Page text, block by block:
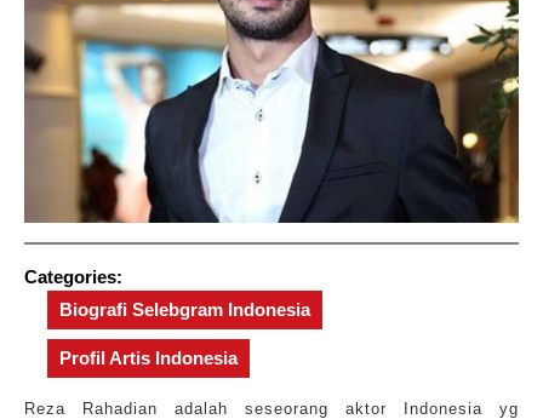
Categories:
Biografi Selebgram Indonesia
Profil Artis Indonesia
Reza Rahadian adalah seseorang aktor Indonesia yg